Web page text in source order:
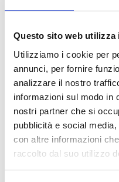
Questo sito web utilizza
Utilizziamo i cookie per
annunci, per fornire
analizzare il nostro
informazioni sul modo in
nostri partner che si
pubblicità e social
con altre informazioni
raccolto dal suo utilizzo
Bando
ufficiale del bando per
informazioni addizionali.
Consigli degli
La domanda di
pena di esclusione,
giorno 11/09/2025.
Presta attenzione ai